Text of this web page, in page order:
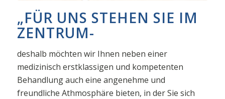
„FÜR UNS STEHEN SIE IM
ZENTRUM-
deshalb möchten wir Ihnen neben einer
medizinisch erstklassigen und kompetenten
Behandlung auch eine angenehme und
freundliche Athmosphäre bieten, in der Sie sich